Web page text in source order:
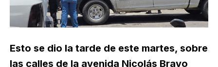
Esto se dio la tarde de este martes, sobre
las calles de la avenida Nicolás Bravo